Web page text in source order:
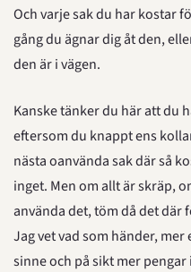
Och varje sak du har kostar
gång du ägnar dig åt den,
den är i vägen.
Kanske tänker du här att du
eftersom du knappt ens
nästa oanvända sak där så
inget. Men om allt är skräp,
använda det, töm då det där
Jag vet vad som händer,
sinne och på sikt mer